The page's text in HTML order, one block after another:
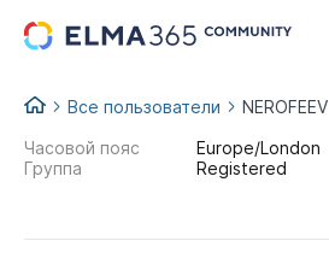
...
Все пользователи NEROFEEV
Часовой пояс
Europe/London
Группа
Registered